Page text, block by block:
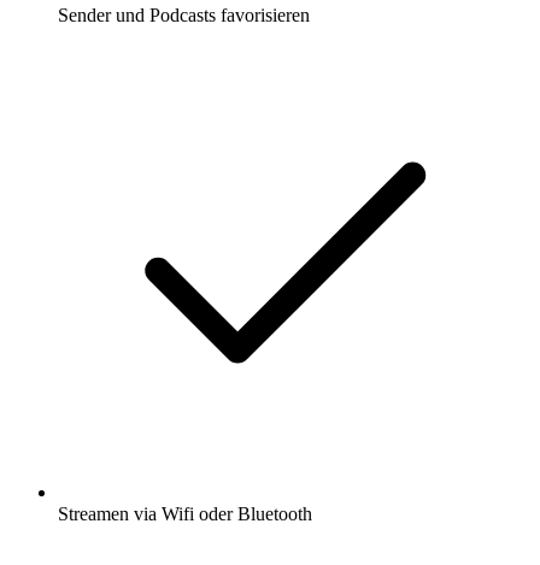
Sender und Podcasts favorisieren
Streamen via Wifi oder Bluetooth